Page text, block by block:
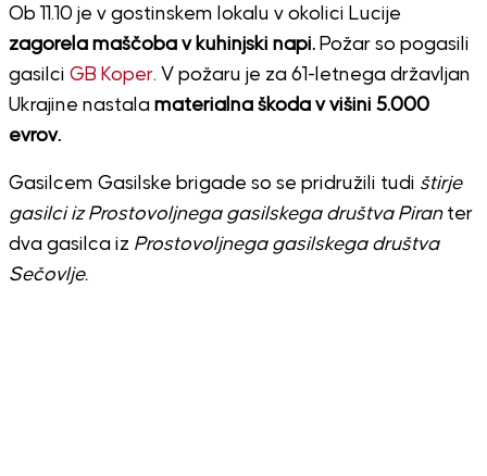
Ob 11.10 je v gostinskem lokalu v okolici Lucije
zagorela maščoba v kuhinjski napi.Požar so pogasili
gasilci GB Koper. V požaru je za 61-letnega državljan
Ukrajine nastalamaterialna škoda v višini 5.000
evrov.
Gasilcem Gasilske brigade so se pridružili tudi štirje
gasilci iz Prostovoljnega gasilskega društva Piranter
dva gasilca iz Prostovoljnega gasilskega društva
Sečovlje.